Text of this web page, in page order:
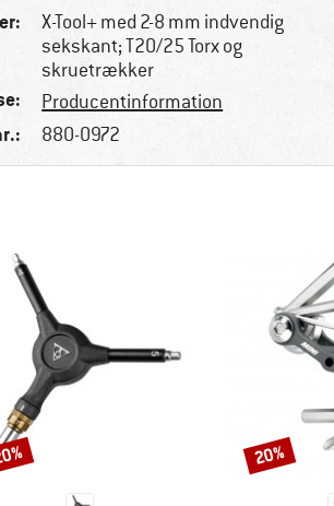
X-Tool+ med 2-8 mm indvendig
sekskant; T20/25 Torx og
skruetrækker
Producentinformation
880-0972
Rabat
20%